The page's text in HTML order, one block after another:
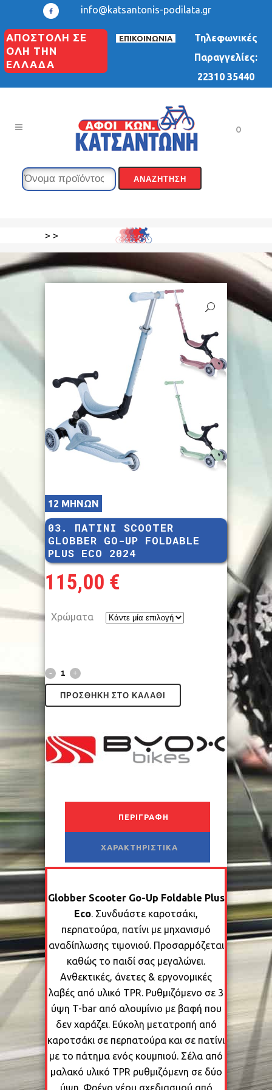
info@katsantonis-podilata.gr
ΑΠΟΣΤΟΛΗ ΣΕ
ΟΛΗ ΤΗΝ
ΕΛΛΑΔΑ
ΕΠΙΚΟΙΝΩΝΙΑ
Τηλεφωνικές
Παραγγελίες:
22310 35440
0
> >
12 ΜΗΝΩΝ
03. ΠΑΤΙΝΙ SCOOTER
GLOBBER GO-UP FOLDABLE
PLUS ECO 2024
115,00 €
Χρώματα
ΠΡΟΣΘΉΚΗ ΣΤΟ ΚΑΛΆΘΙ
ΠΕΡΙΓΡΑΦΉ
ΧΑΡΑΚΤΗΡΙΣΤΙΚΆ
Globber Scooter Go-Up Foldable Plus
Eco. Συνδυάστε καροτσάκι,
περπατούρα, πατίνι με μηχανισμό
αναδίπλωσης τιμονιού. Προσαρμόζεται
καθώς το παιδί σας μεγαλώνει.
Ανθεκτικές, άνετες & εργονομικές
λαβές από υλικό TPR. Ρυθμιζόμενο σε 3
ύψη T-bar από αλουμίνιο με βαφή που
δεν χαράζει. Εύκολη μετατροπή από
καροτσάκι σε περπατούρα και σε πατίνι
με το πάτημα ενός κουμπιού. Σέλα από
μαλακό υλικό TPR ρυθμιζόμενη σε δύο
ύψη. Φρένο νέου σχεδιασμού από